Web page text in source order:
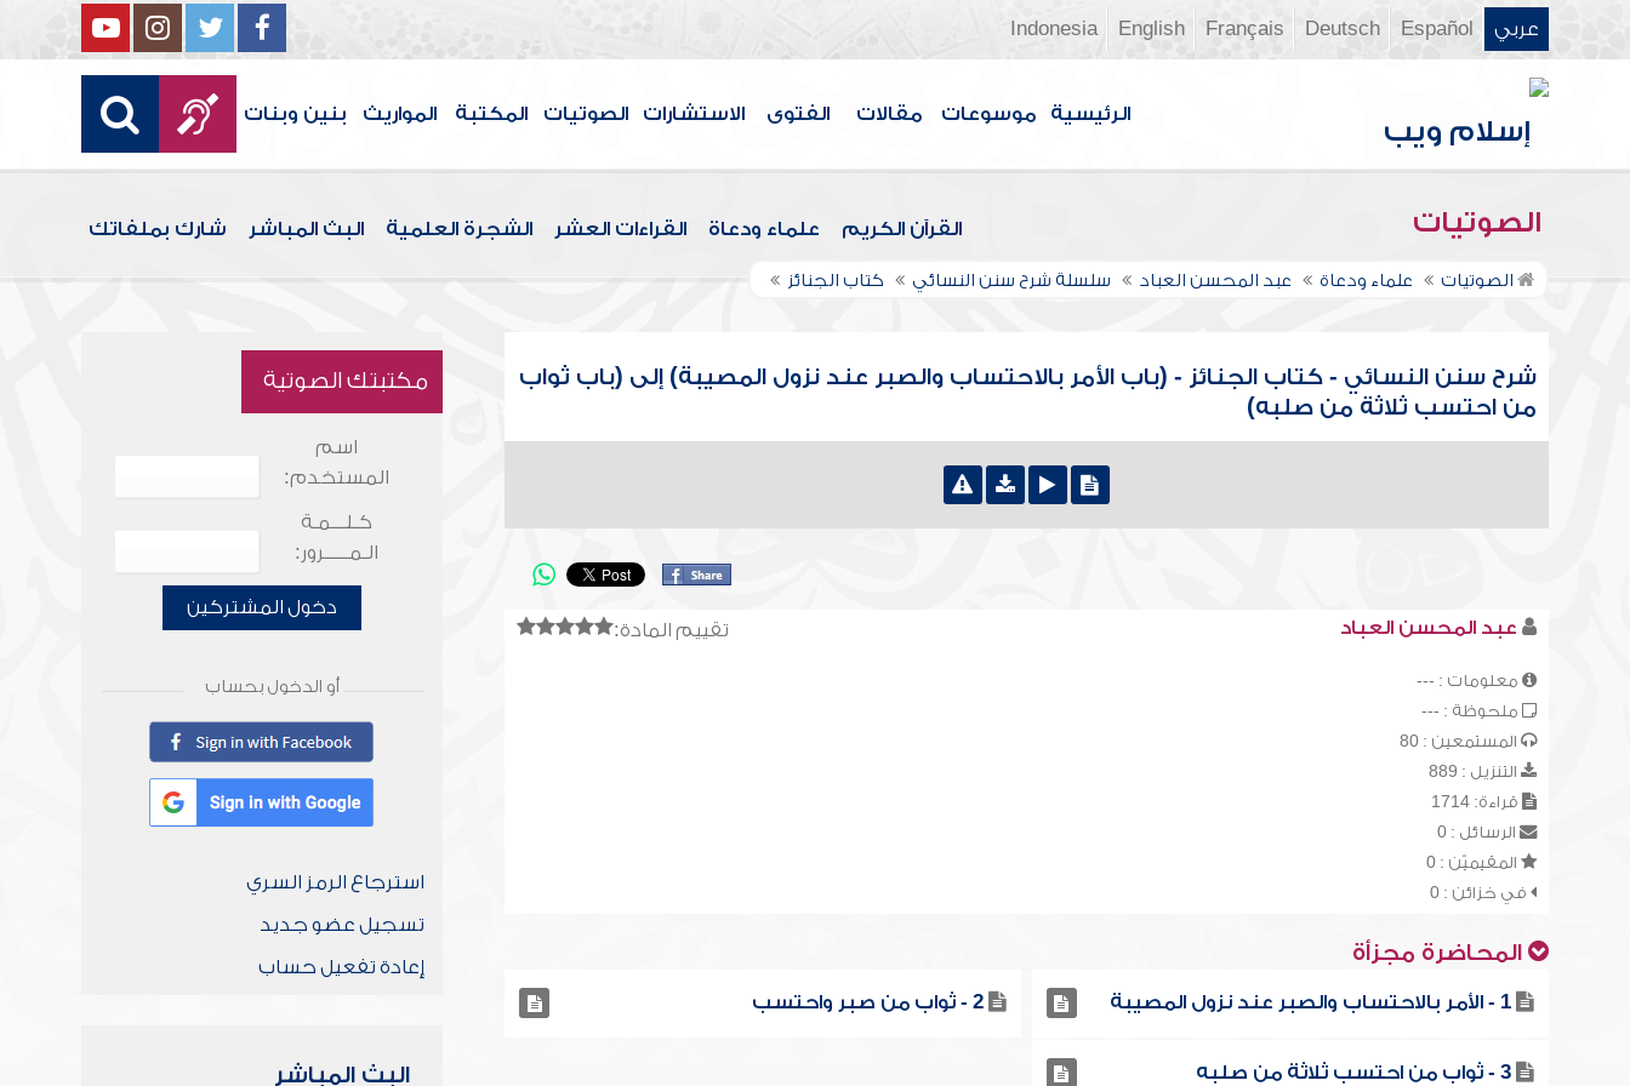
عربي Español
Deutsch
Français
English
Indonesia
الرئيسية موسوعات مقالات الفتوى الاستشارات الصوتيات المكتبة المواريث بنين وبنات
الصوتيات القرآن الكريم علماء ودعاة القراءات العشر الشجرة العلمية البث المباشر شارك بملفاتك
الصوتيات علماء ودعاة عبد المحسن العباد سلسلة شرح سنن النسائي كتاب الجنائز
شرح سنن النسائي - كتاب الجنائز - (باب الأمر بالاحتساب والصبر عند نزول المصيبة) إلى (باب ثواب
من احتسب ثلاثة من صلبه)
تقييم المادة: عبد المحسن العباد
معلومات : ---
ملحوظة : ---
المستمعين : 80
التنزيل : 889
قراءة: 1714
الرسائل : 0
المقيميّن : 0
في خزائن : 0
المحاضرة مجزأة
1 - الأمر بالاحتساب والصبر عند نزول المصيبة 2 - ثواب من صبر واحتسب
3 - ثواب من احتسب ثلاثة من صلبه
مكتبتك الصوتية
اسم
المستخدم:
كـلـــمـة
الـمـــــرور:
دخول المشتركين
أو الدخول بحساب
استرجاع الرمز السري
تسجيل عضو جديد
إعادة تفعيل حساب
البث المباشر